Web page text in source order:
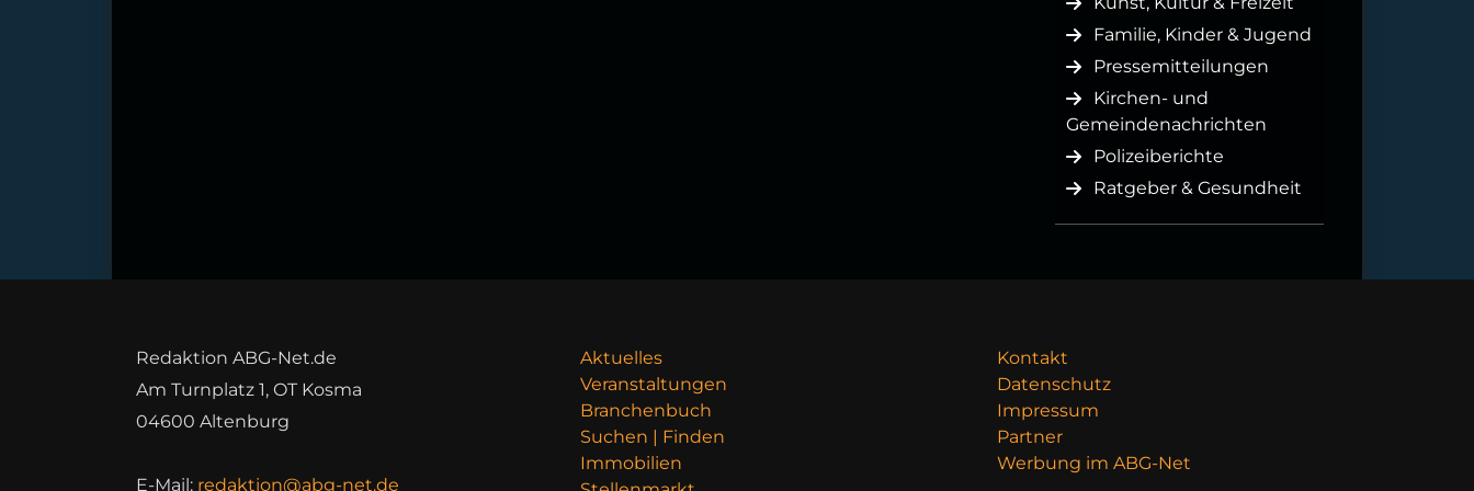
Familie, Kinder & Jugend
Pressemitteilungen
Kirchen- und
Gemeindenachrichten
Polizeiberichte
Ratgeber & Gesundheit
Redaktion ABG-Net.de
Am Turnplatz 1, OT Kosma
04600 Altenburg
E-Mail: redaktion@abg-net.de
Aktuelles
Veranstaltungen
Branchenbuch
Suchen | Finden
Immobilien
Kontakt
Datenschutz
Impressum
Partner
Werbung im ABG-Net